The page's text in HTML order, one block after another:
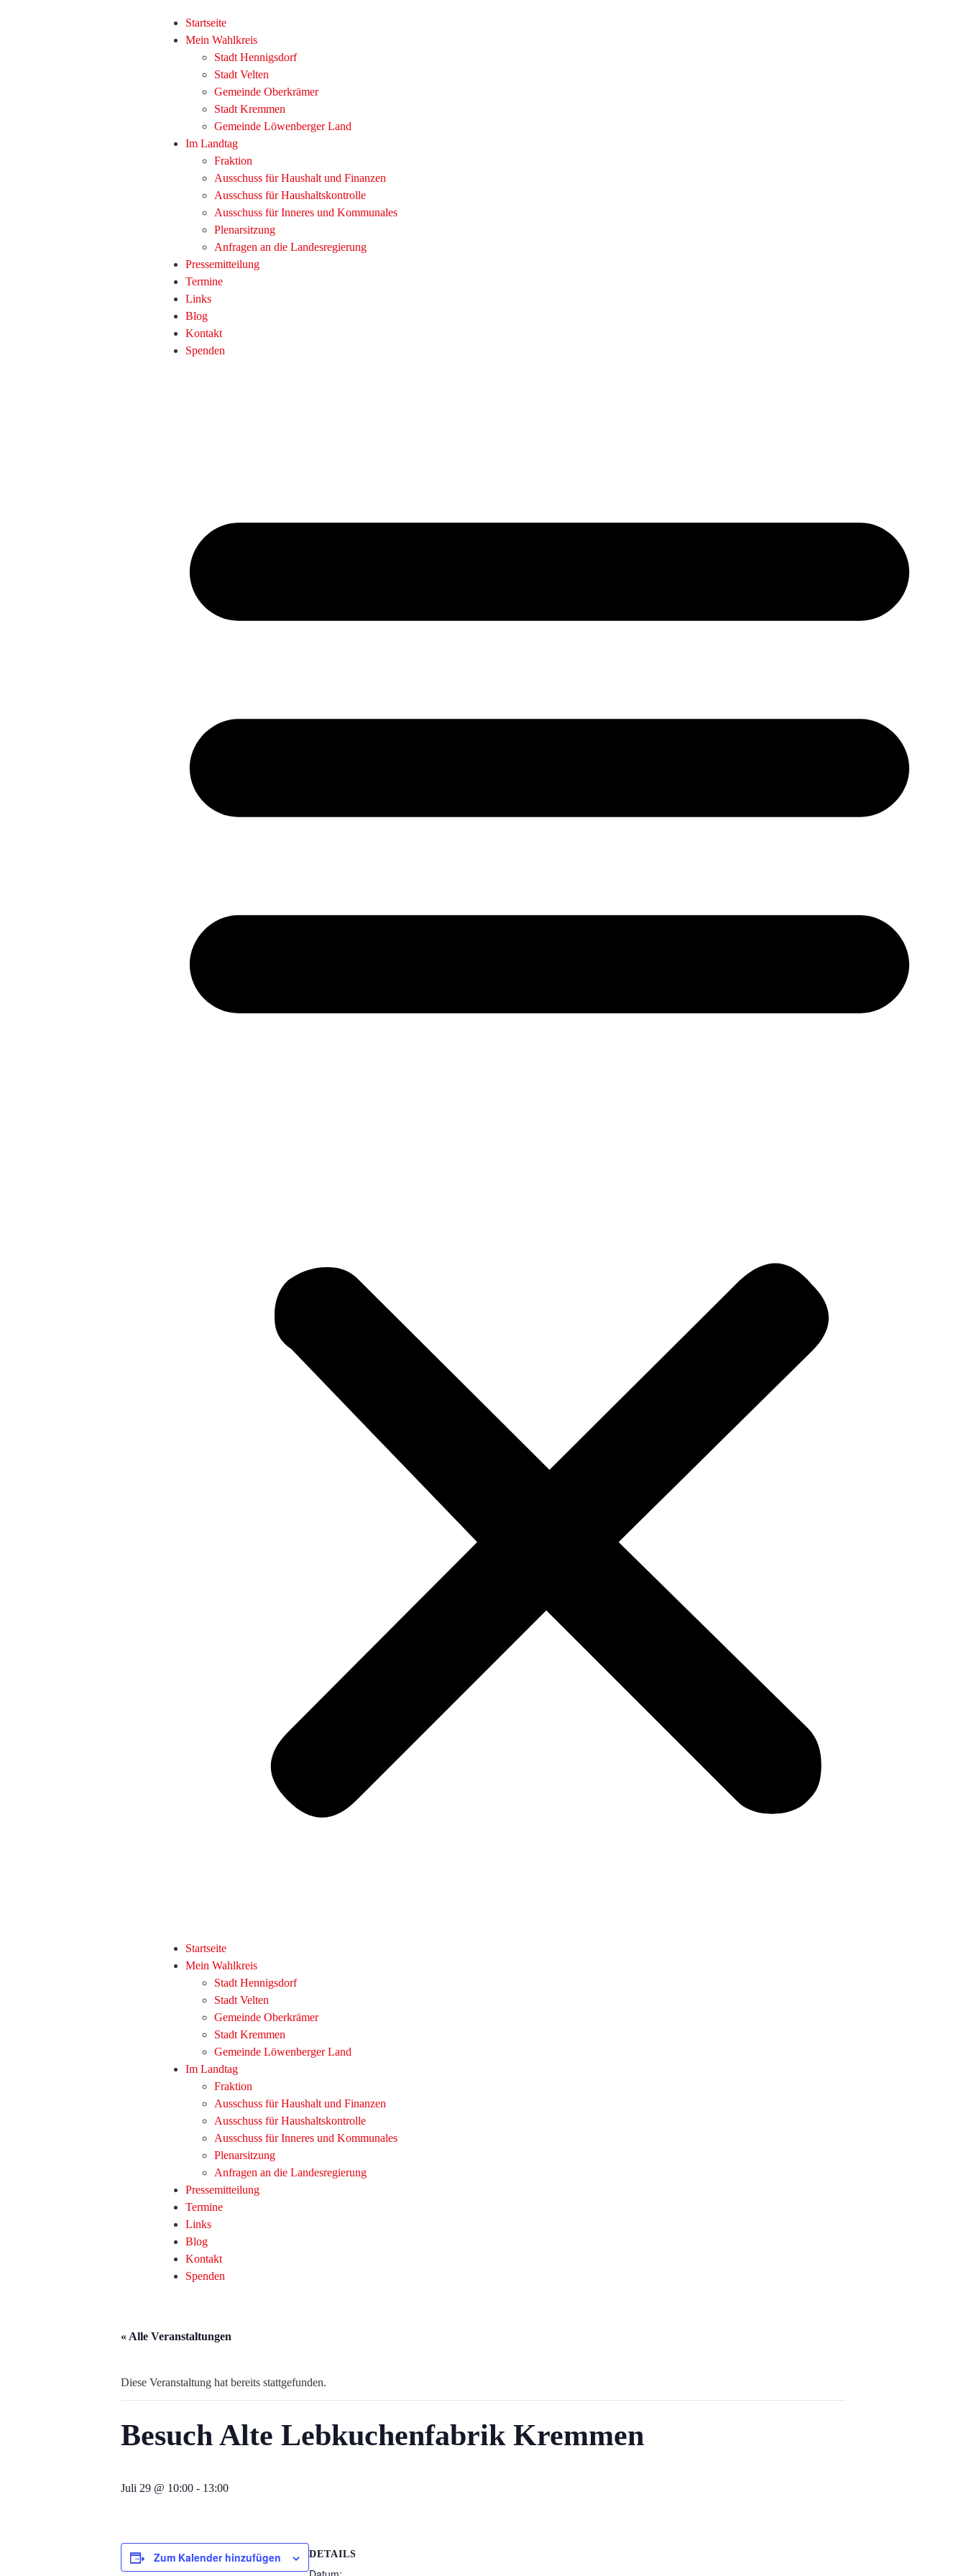
Startseite
Mein Wahlkreis
Stadt Hennigsdorf
Stadt Velten
Gemeinde Oberkrämer
Stadt Kremmen
Gemeinde Löwenberger Land
Im Landtag
Fraktion
Ausschuss für Haushalt und Finanzen
Ausschuss für Haushaltskontrolle
Ausschuss für Inneres und Kommunales
Plenarsitzung
Anfragen an die Landesregierung
Pressemitteilung
Termine
Links
Blog
Kontakt
Spenden
Startseite
Mein Wahlkreis
Stadt Hennigsdorf
Stadt Velten
Gemeinde Oberkrämer
Stadt Kremmen
Gemeinde Löwenberger Land
Im Landtag
Fraktion
Ausschuss für Haushalt und Finanzen
Ausschuss für Haushaltskontrolle
Ausschuss für Inneres und Kommunales
Plenarsitzung
Anfragen an die Landesregierung
Pressemitteilung
Termine
Links
Blog
Kontakt
Spenden
« Alle Veranstaltungen
Diese Veranstaltung hat bereits stattgefunden.
Besuch Alte Lebkuchenfabrik Kremmen
Juli 29 @ 10:00 - 13:00
Zum Kalender hinzufügen DETAILS